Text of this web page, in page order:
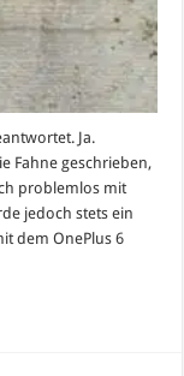
Ja.
Fahne geschrieben,
problemlos mit
jedoch stets ein
dem OnePlus 6